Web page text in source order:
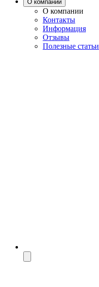
О компании
О компании
Контакты
Информация
Отзывы
Полезные статьи